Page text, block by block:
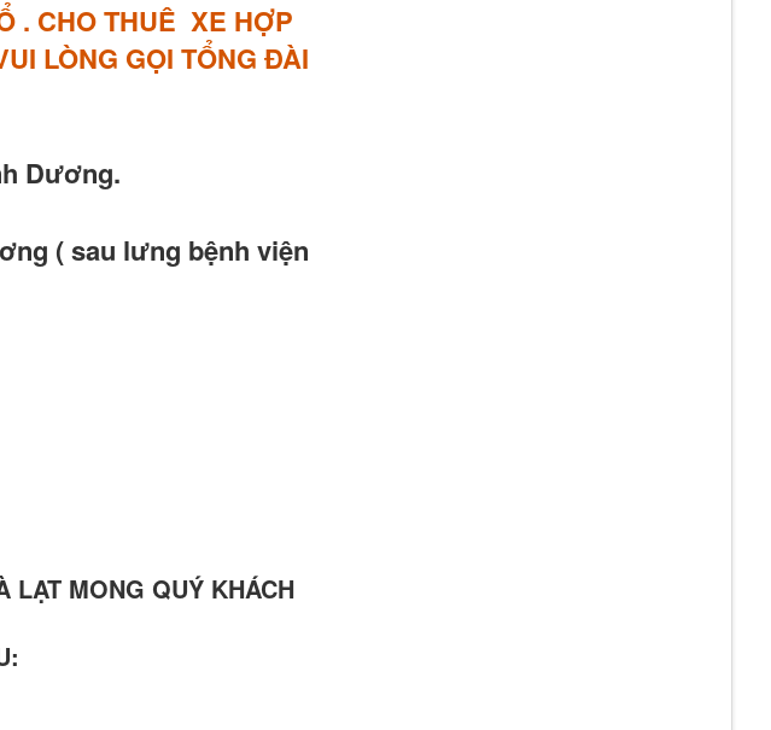
. CHO THUÊ XE HỢP
LÒNG GỌI TỔNG ĐÀI
Dương.
( sau lưng bệnh viện
LẠT MONG QUÝ KHÁCH